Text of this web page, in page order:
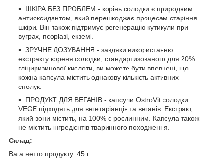
ШКІРА БЕЗ ПРОБЛЕМ - корінь солодки є природним
антиоксидантом, який перешкоджає процесам старіння
шкіри. Він також підтримує регенерацію кутикули при
вуграх, псоріазі, екземі.
ЗРУЧНЕ ДОЗУВАННЯ - завдяки використанню
екстракту кореня солодки, стандартизованого для 20%
гліциризинової кислоти, ви можете бути впевнені, що
кожна капсула містить однакову кількість активних
сполук.
ПРОДУКТ ДЛЯ ВЕГАНІВ - капсули OstroVit солодки
VEGE підходять для вегетаріанців та веганів. Екстракт,
який вони містить, на 100% є рослинним. Капсула також
не містить інгредієнтів тваринного походження.
Склад:
Вага нетто продукту: 45 г.